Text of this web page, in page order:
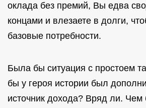
оклада без премий, Вы едва
концами и влезаете в долги,
базовые потребности.
Была бы ситуация с простоем
бы у героя истории был
источник дохода? Вряд ли. Чем